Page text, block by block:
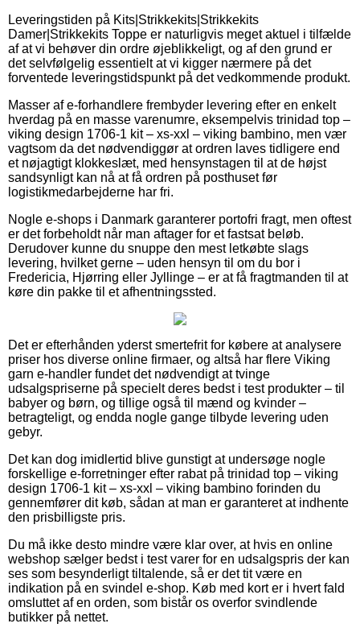
Leveringstiden på Kits|Strikkekits|Strikkekits
Damer|Strikkekits Toppe er naturligvis meget aktuel i tilfælde
af at vi behøver din ordre øjeblikkeligt, og af den grund er
det selvfølgelig essentielt at vi kigger nærmere på det
forventede leveringstidspunkt på det vedkommende produkt.
Masser af e-forhandlere frembyder levering efter en enkelt
hverdag på en masse varenumre, eksempelvis trinidad top –
viking design 1706-1 kit – xs-xxl – viking bambino, men vær
vagtsom da det nødvendiggør at ordren laves tidligere end
et nøjagtigt klokkeslæt, med hensynstagen til at de højst
sandsynligt kan nå at få ordren på posthuset før
logistikmedarbejderne har fri.
Nogle e-shops i Danmark garanterer portofri fragt, men oftest
er det forbeholdt når man aftager for et fastsat beløb.
Derudover kunne du snuppe den mest letkøbte slags
levering, hvilket gerne – uden hensyn til om du bor i
Fredericia, Hjørring eller Jyllinge – er at få fragtmanden til at
køre din pakke til et afhentningssted.
Det er efterhånden yderst smertefrit for købere at analysere
priser hos diverse online firmaer, og altså har flere Viking
garn e-handler fundet det nødvendigt at tvinge
udsalgspriserne på specielt deres bedst i test produkter – til
babyer og børn, og tillige også til mænd og kvinder –
betragteligt, og endda nogle gange tilbyde levering uden
gebyr.
Det kan dog imidlertid blive gunstigt at undersøge nogle
forskellige e-forretninger efter rabat på trinidad top – viking
design 1706-1 kit – xs-xxl – viking bambino forinden du
gennemfører dit køb, sådan at man er garanteret at indhente
den prisbilligste pris.
Du må ikke desto mindre være klar over, at hvis en online
webshop sælger bedst i test varer for en udsalgspris der kan
ses som besynderligt tiltalende, så er det tit være en
indikation på en svindel e-shop. Køb med kort er i hvert fald
omsluttet af en orden, som bistår os overfor svindlende
butikker på nettet.